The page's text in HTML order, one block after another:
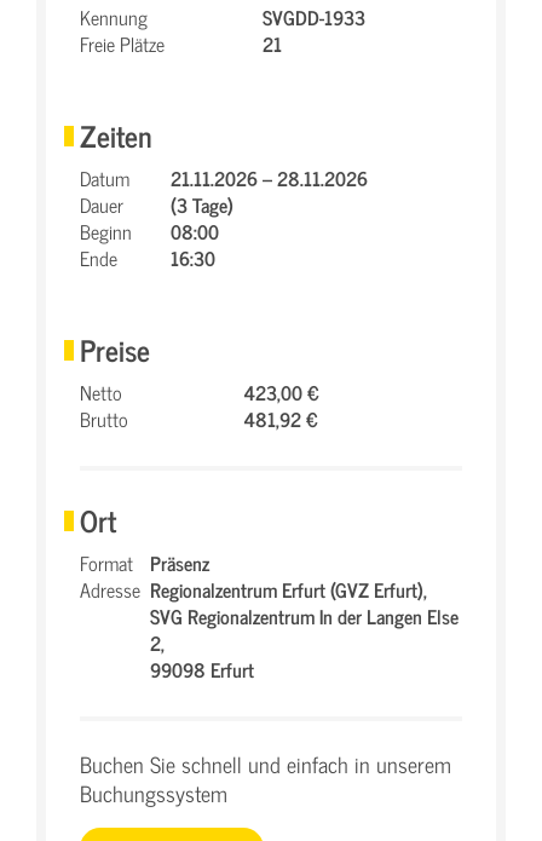
Kennung
SVGDD-1933
Freie Plätze
21
Zeiten
Datum
21.11.2026 – 28.11.2026
Dauer
(3 Tage)
Beginn
08:00
Ende
16:30
Preise
Netto
423,00 €
Brutto
481,92 €
Ort
Format Präsenz
Adresse Regionalzentrum Erfurt (GVZ Erfurt),
SVG Regionalzentrum In der Langen Else
2,
99098 Erfurt
Buchen Sie schnell und einfach in unserem
Buchungssystem